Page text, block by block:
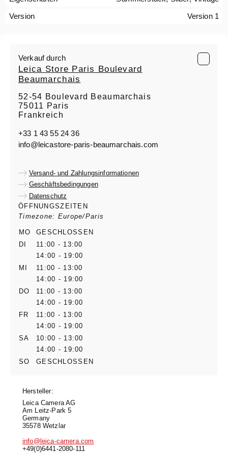
Version
Version 1
Verkauf durch
Leica Store Paris Boulevard
Beaumarchais
52-54 Boulevard Beaumarchais
75011 Paris
Frankreich
+33 1 43 55 24 36
info@leicastore-paris-beaumarchais.com
Versand- und Zahlungsinformationen
Geschäftsbedingungen
Datenschutz
ÖFFNUNGSZEITEN
Timezone: Europe/Paris
MO
GESCHLOSSEN
DI
11:00 - 13:00
14:00 - 19:00
MI
11:00 - 13:00
14:00 - 19:00
DO
11:00 - 13:00
14:00 - 19:00
FR
11:00 - 13:00
14:00 - 19:00
SA
10:00 - 13:00
14:00 - 19:00
SO
GESCHLOSSEN
Hersteller:
Leica Camera AG
Am Leitz-Park 5
Germany
35578 Wetzlar
info@leica-camera.com
+49(0)6441-2080-111